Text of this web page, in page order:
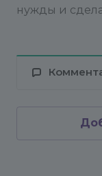
нужды и